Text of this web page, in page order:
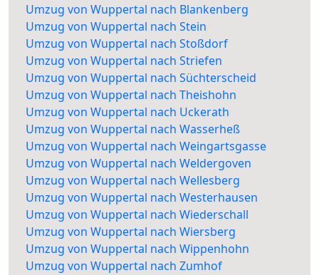
Umzug von Wuppertal nach Blankenberg
Umzug von Wuppertal nach Stein
Umzug von Wuppertal nach Stoßdorf
Umzug von Wuppertal nach Striefen
Umzug von Wuppertal nach Süchterscheid
Umzug von Wuppertal nach Theishohn
Umzug von Wuppertal nach Uckerath
Umzug von Wuppertal nach Wasserheß
Umzug von Wuppertal nach Weingartsgasse
Umzug von Wuppertal nach Weldergoven
Umzug von Wuppertal nach Wellesberg
Umzug von Wuppertal nach Westerhausen
Umzug von Wuppertal nach Wiederschall
Umzug von Wuppertal nach Wiersberg
Umzug von Wuppertal nach Wippenhohn
Umzug von Wuppertal nach Zumhof